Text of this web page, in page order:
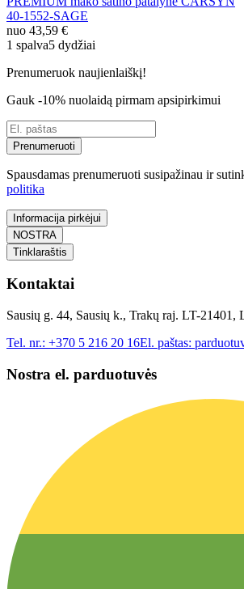
40-1552-SAGE
nuo 43,59 €
1 spalva5 dydžiai
Prenumeruok naujienlaiškį!
Gauk -10% nuolaidą pirmam apsipirkimui
Prenumeruoti
Spausdamas prenumeruoti susipažinau ir
politika
Informacija pirkėjui
NOSTRA
Tinklaraštis
Kontaktai
Sausių g. 44, Sausių k., Trakų raj. LT-21401,
Tel. nr.: +370 5 216 20 16El. paštas:
Nostra el. parduotuvės